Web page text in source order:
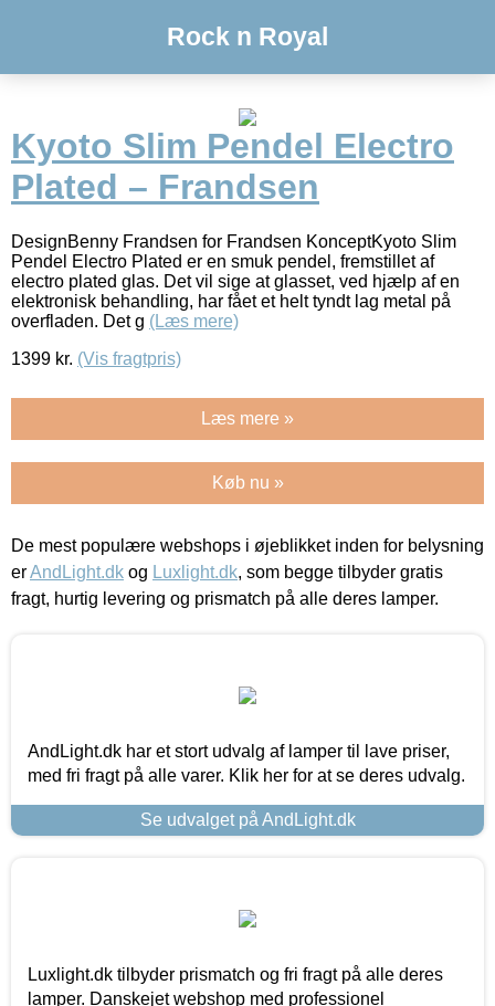
Rock n Royal
Kyoto Slim Pendel Electro
Plated – Frandsen
DesignBenny Frandsen for Frandsen KonceptKyoto Slim
Pendel Electro Plated er en smuk pendel, fremstillet af
electro plated glas. Det vil sige at glasset, ved hjælp af en
elektronisk behandling, har fået et helt tyndt lag metal på
overfladen. Det g (Læs mere)
1399 kr. (Vis fragtpris)
Læs mere »
Køb nu »
De mest populære webshops i øjeblikket inden for belysning
erAndLight.dk og Luxlight.dk, som begge tilbyder gratis
fragt, hurtig levering og prismatch på alle deres lamper.
AndLight.dk har et stort udvalg af lamper til lave priser,
med fri fragt på alle varer. Klik her for at se deres udvalg.
Se udvalget på AndLight.dk
Luxlight.dk tilbyder prismatch og fri fragt på alle deres
lamper. Danskejet webshop med professionel